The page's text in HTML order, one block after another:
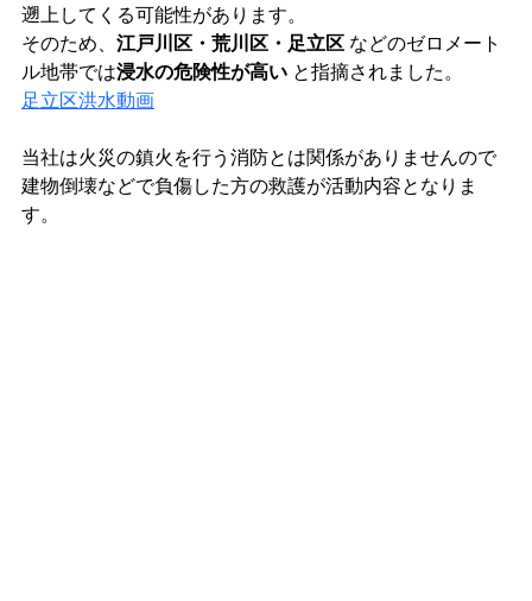
遡上してくる可能性があります。
そのため、 江戸川区・荒川区・足立区 などのゼロメート
ル地帯では浸水の危険性が高い と指摘されました。
足立区洪水動画
当社は火災の鎮火を行う消防とは関係がありませんので
建物倒壊などで負傷した方の救護が活動内容となりま
す。